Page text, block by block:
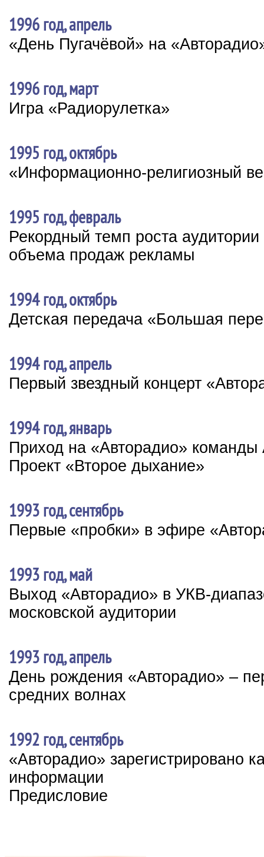
1996 год, апрель
«День Пугачёвой» на
1996 год, март
Игра «Радиорулетка»
1995 год, октябрь
«Информационно-религиозный
1995 год, февраль
Рекордный темп роста
объема продаж рекламы
1994 год, октябрь
Детская передача «Большая
1994 год, апрель
Первый звездный концерт
1994 год, январь
Приход на «Авторадио»
Проект «Второе дыхание»
1993 год, сентябрь
Первые «пробки» в эфире
1993 год, май
Выход «Авторадио» в УКВ-
московской аудитории
1993 год, апрель
День рождения «Авторадио» –
средних волнах
1992 год, сентябрь
«Авторадио» зарегистрировано
информации
Предисловие